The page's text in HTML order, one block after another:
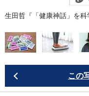
生田哲『「健康神話」を科
この